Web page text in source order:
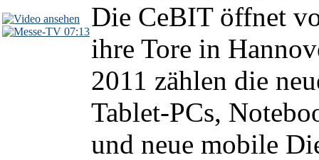
07:13Die CeBIT öffnet
ihre Tore in
2011 zählen die
Tablet-PCs,
und neue mobile